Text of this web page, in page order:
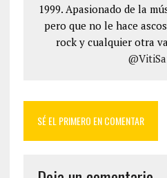
1999. Apasionado de la
pero que no le hace
rock y cualquier otra
SÉ EL PRIMERO EN COMENTAR